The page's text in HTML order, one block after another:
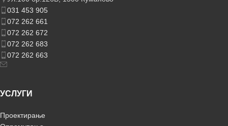
031 453 905
072 262 661
072 262 672
072 262 683
072 262 663
УСЛУГИ
Проектирање